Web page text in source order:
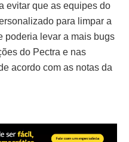
evitar que as equipes do
para limpar a
poderia levar a mais bugs
do Pectra e nas
acordo com as notas da